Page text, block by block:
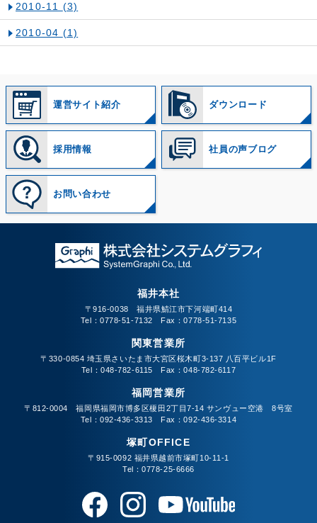
2010-11 (3)
2010-04 (1)
運営サイト紹介 ダウンロード
採用情報 社員の声ブログ
お問い合わせ
福井本社
〒916-0038 福井県鯖江市下河端町414
Tel：0778-51-7132 Fax：0778-51-7135
関東営業所
〒330-0854 埼玉県さいたま市大宮区桜木町3-137 八百平ビル1F
Tel：048-782-6115 Fax：048-782-6117
福岡営業所
〒812-0004 福岡県福岡市博多区榎田2丁目7-14 サンヴュー空港 8号室
Tel：092-436-3313 Fax：092-436-3314
塚町OFFICE
〒915-0092 福井県越前市塚町10-11-1
Tel：0778-25-6666